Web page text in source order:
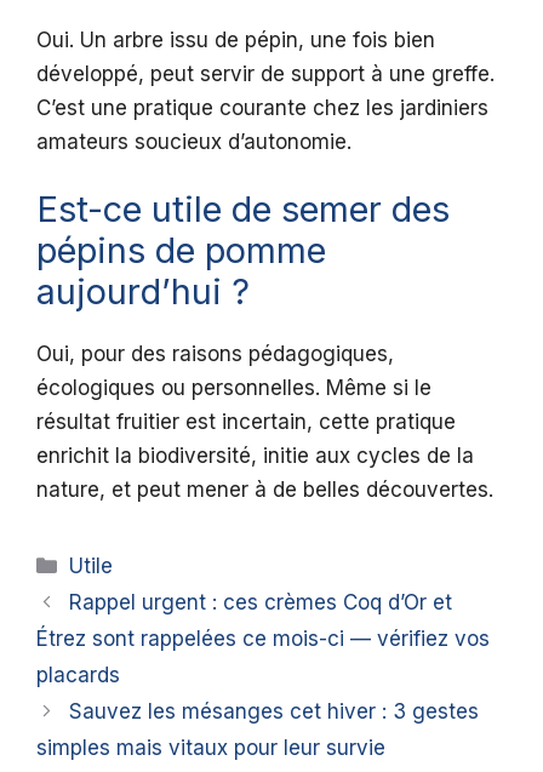
Oui. Un arbre issu de pépin, une fois bien
développé, peut servir de support à une greffe.
C’est une pratique courante chez les jardiniers
amateurs soucieux d’autonomie.
Est-ce utile de semer des
pépins de pomme
aujourd’hui ?
Oui, pour des raisons pédagogiques,
écologiques ou personnelles. Même si le
résultat fruitier est incertain, cette pratique
enrichit la biodiversité, initie aux cycles de la
nature, et peut mener à de belles découvertes.
Catégories
Utile
Rappel urgent : ces crèmes Coq d’Or et
Étrez sont rappelées ce mois-ci — vérifiez vos
placards
Sauvez les mésanges cet hiver : 3 gestes
simples mais vitaux pour leur survie